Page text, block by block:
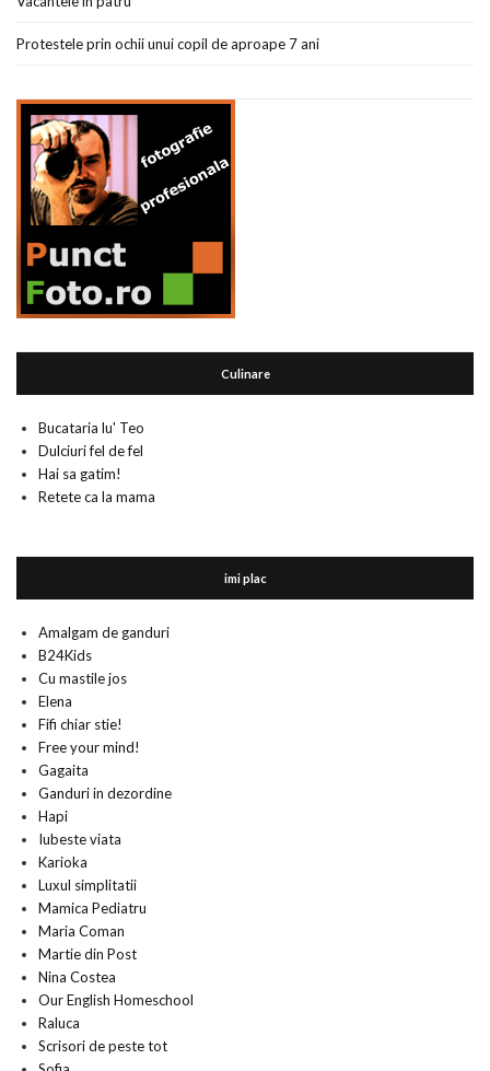
Protestele prin ochii unui copil de aproape 7 ani
Culinare
Bucataria lu' Teo
Dulciuri fel de fel
Hai sa gatim!
Retete ca la mama
imi plac
Amalgam de ganduri
B24Kids
Cu mastile jos
Elena
Fifi chiar stie!
Free your mind!
Gagaita
Ganduri in dezordine
Hapi
Iubeste viata
Karioka
Luxul simplitatii
Mamica Pediatru
Maria Coman
Martie din Post
Nina Costea
Our English Homeschool
Raluca
Scrisori de peste tot